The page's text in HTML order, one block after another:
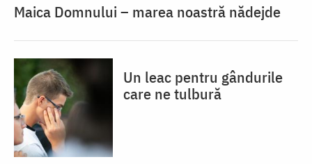
Maica Domnului – marea noastră nădejde
Un leac pentru gândurile
care ne tulbură